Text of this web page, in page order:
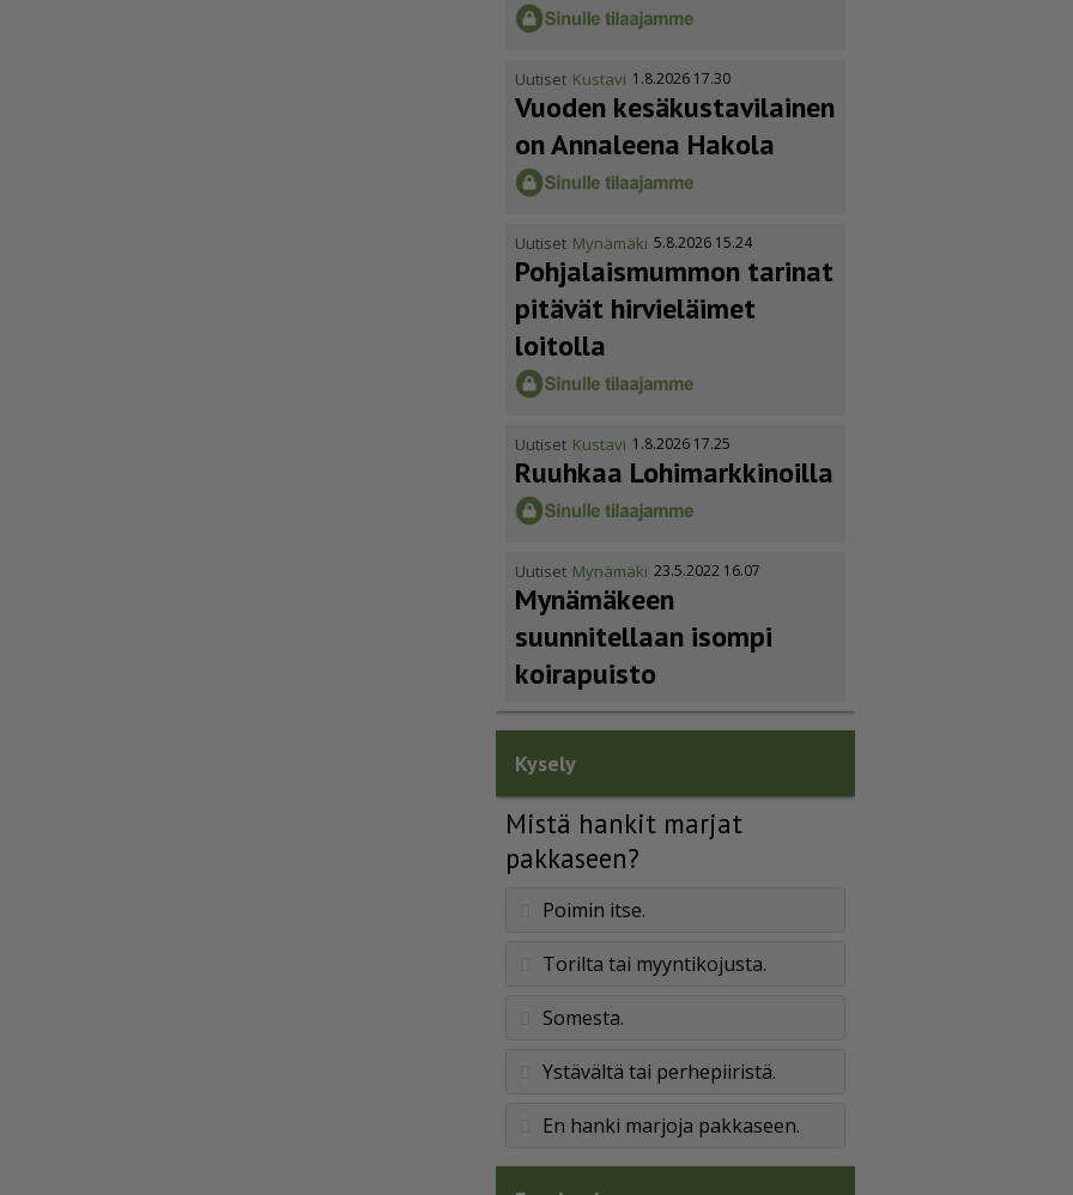
Uutiset Kustavi 1.8.2026 17.30
Vuoden kesäkus­ta­vi­lainen
on Annaleena Hakola
Uutiset Mynämäki 5.8.2026 15.24
Pohja­lais­mummon tarinat
pitävät hirvieläimet
loitolla
Uutiset Kustavi 1.8.2026 17.25
Ruuhkaa Lohimark­ki­noilla
Uutiset Mynämäki 23.5.2022 16.07
Mynämäkeen
suunnitellaan isompi
koirapuisto
Kysely
Mistä hankit marjat
pakkaseen?
Poimin itse.
Torilta tai myyntikojusta.
Somesta.
Ystävältä tai perhepiiristä.
En hanki marjoja pakkaseen.